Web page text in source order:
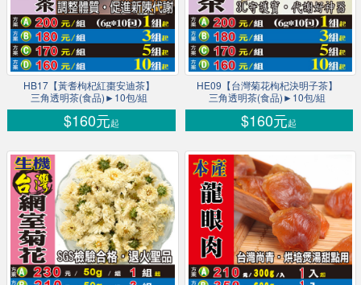
HB17【黃耆枸杞紅棗安迪茶】
三角透明茶(食品)►10包/組
$160元起
HE09【台灣菊花枸杞決明子茶】
三角透明茶(食品)►10包/組
$160元起